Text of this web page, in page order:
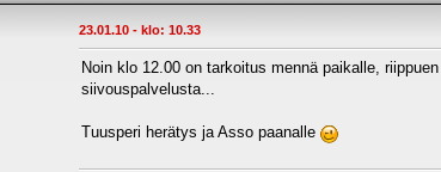
23.01.10 - klo: 10.33
Noin klo 12.00 on tarkoitus mennä paikalle,
siivouspalvelusta...
Tuusperi herätys ja Asso paanalle